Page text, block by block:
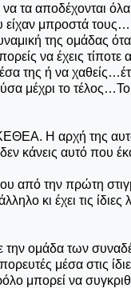
τα αποδέχονται
μπροστά
της ομάδας
να έχεις
της ή να
μέχρι το
Η αρχή της
κάνεις αυτό που
από την πρώτη
κι έχει τις ίδιες
την ομάδα των
μέσα στις ίδιες
μπορεί να